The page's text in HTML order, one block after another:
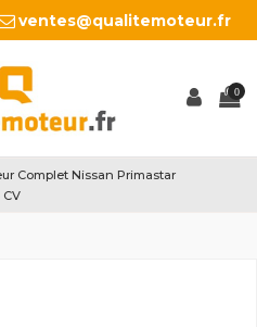
ventes@qualitemoteur.fr
0
Complet Nissan Primastar
CV